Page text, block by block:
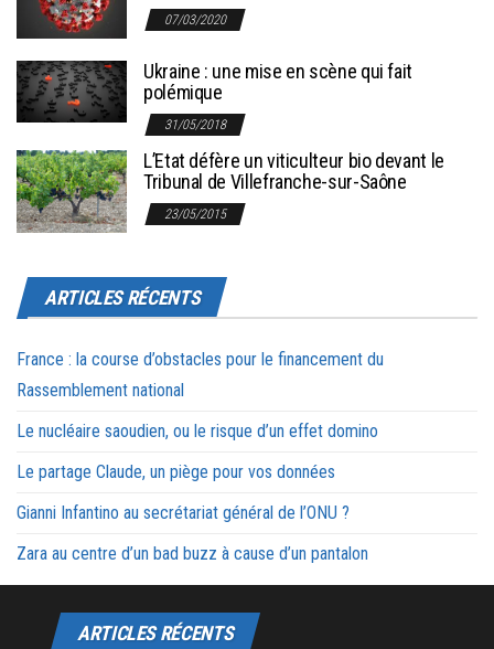
07/03/2020
Ukraine : une mise en scène qui fait
polémique
31/05/2018
L’Etat défère un viticulteur bio devant le
Tribunal de Villefranche-sur-Saône
23/05/2015
ARTICLES RÉCENTS
France : la course d’obstacles pour le financement du
Rassemblement national
Le nucléaire saoudien, ou le risque d’un effet domino
Le partage Claude, un piège pour vos données
Gianni Infantino au secrétariat général de l’ONU ?
Zara au centre d’un bad buzz à cause d’un pantalon
ARTICLES RÉCENTS